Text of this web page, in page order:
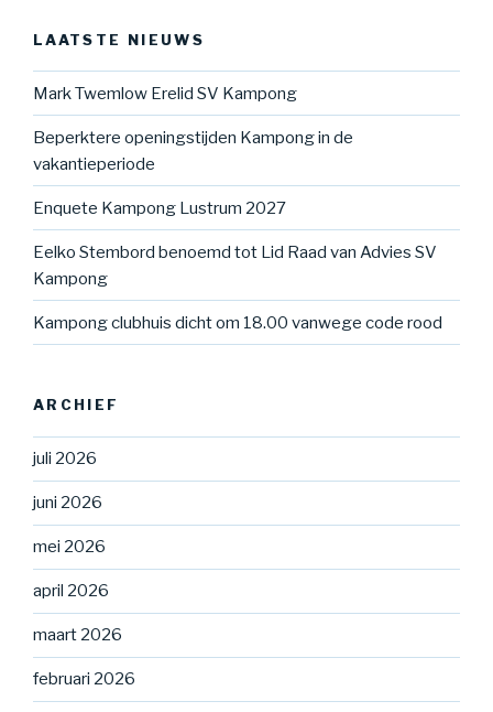
LAATSTE NIEUWS
Mark Twemlow Erelid SV Kampong
Beperktere openingstijden Kampong in de
vakantieperiode
Enquete Kampong Lustrum 2027
Eelko Stembord benoemd tot Lid Raad van Advies SV
Kampong
Kampong clubhuis dicht om 18.00 vanwege code rood
ARCHIEF
juli 2026
juni 2026
mei 2026
april 2026
maart 2026
februari 2026